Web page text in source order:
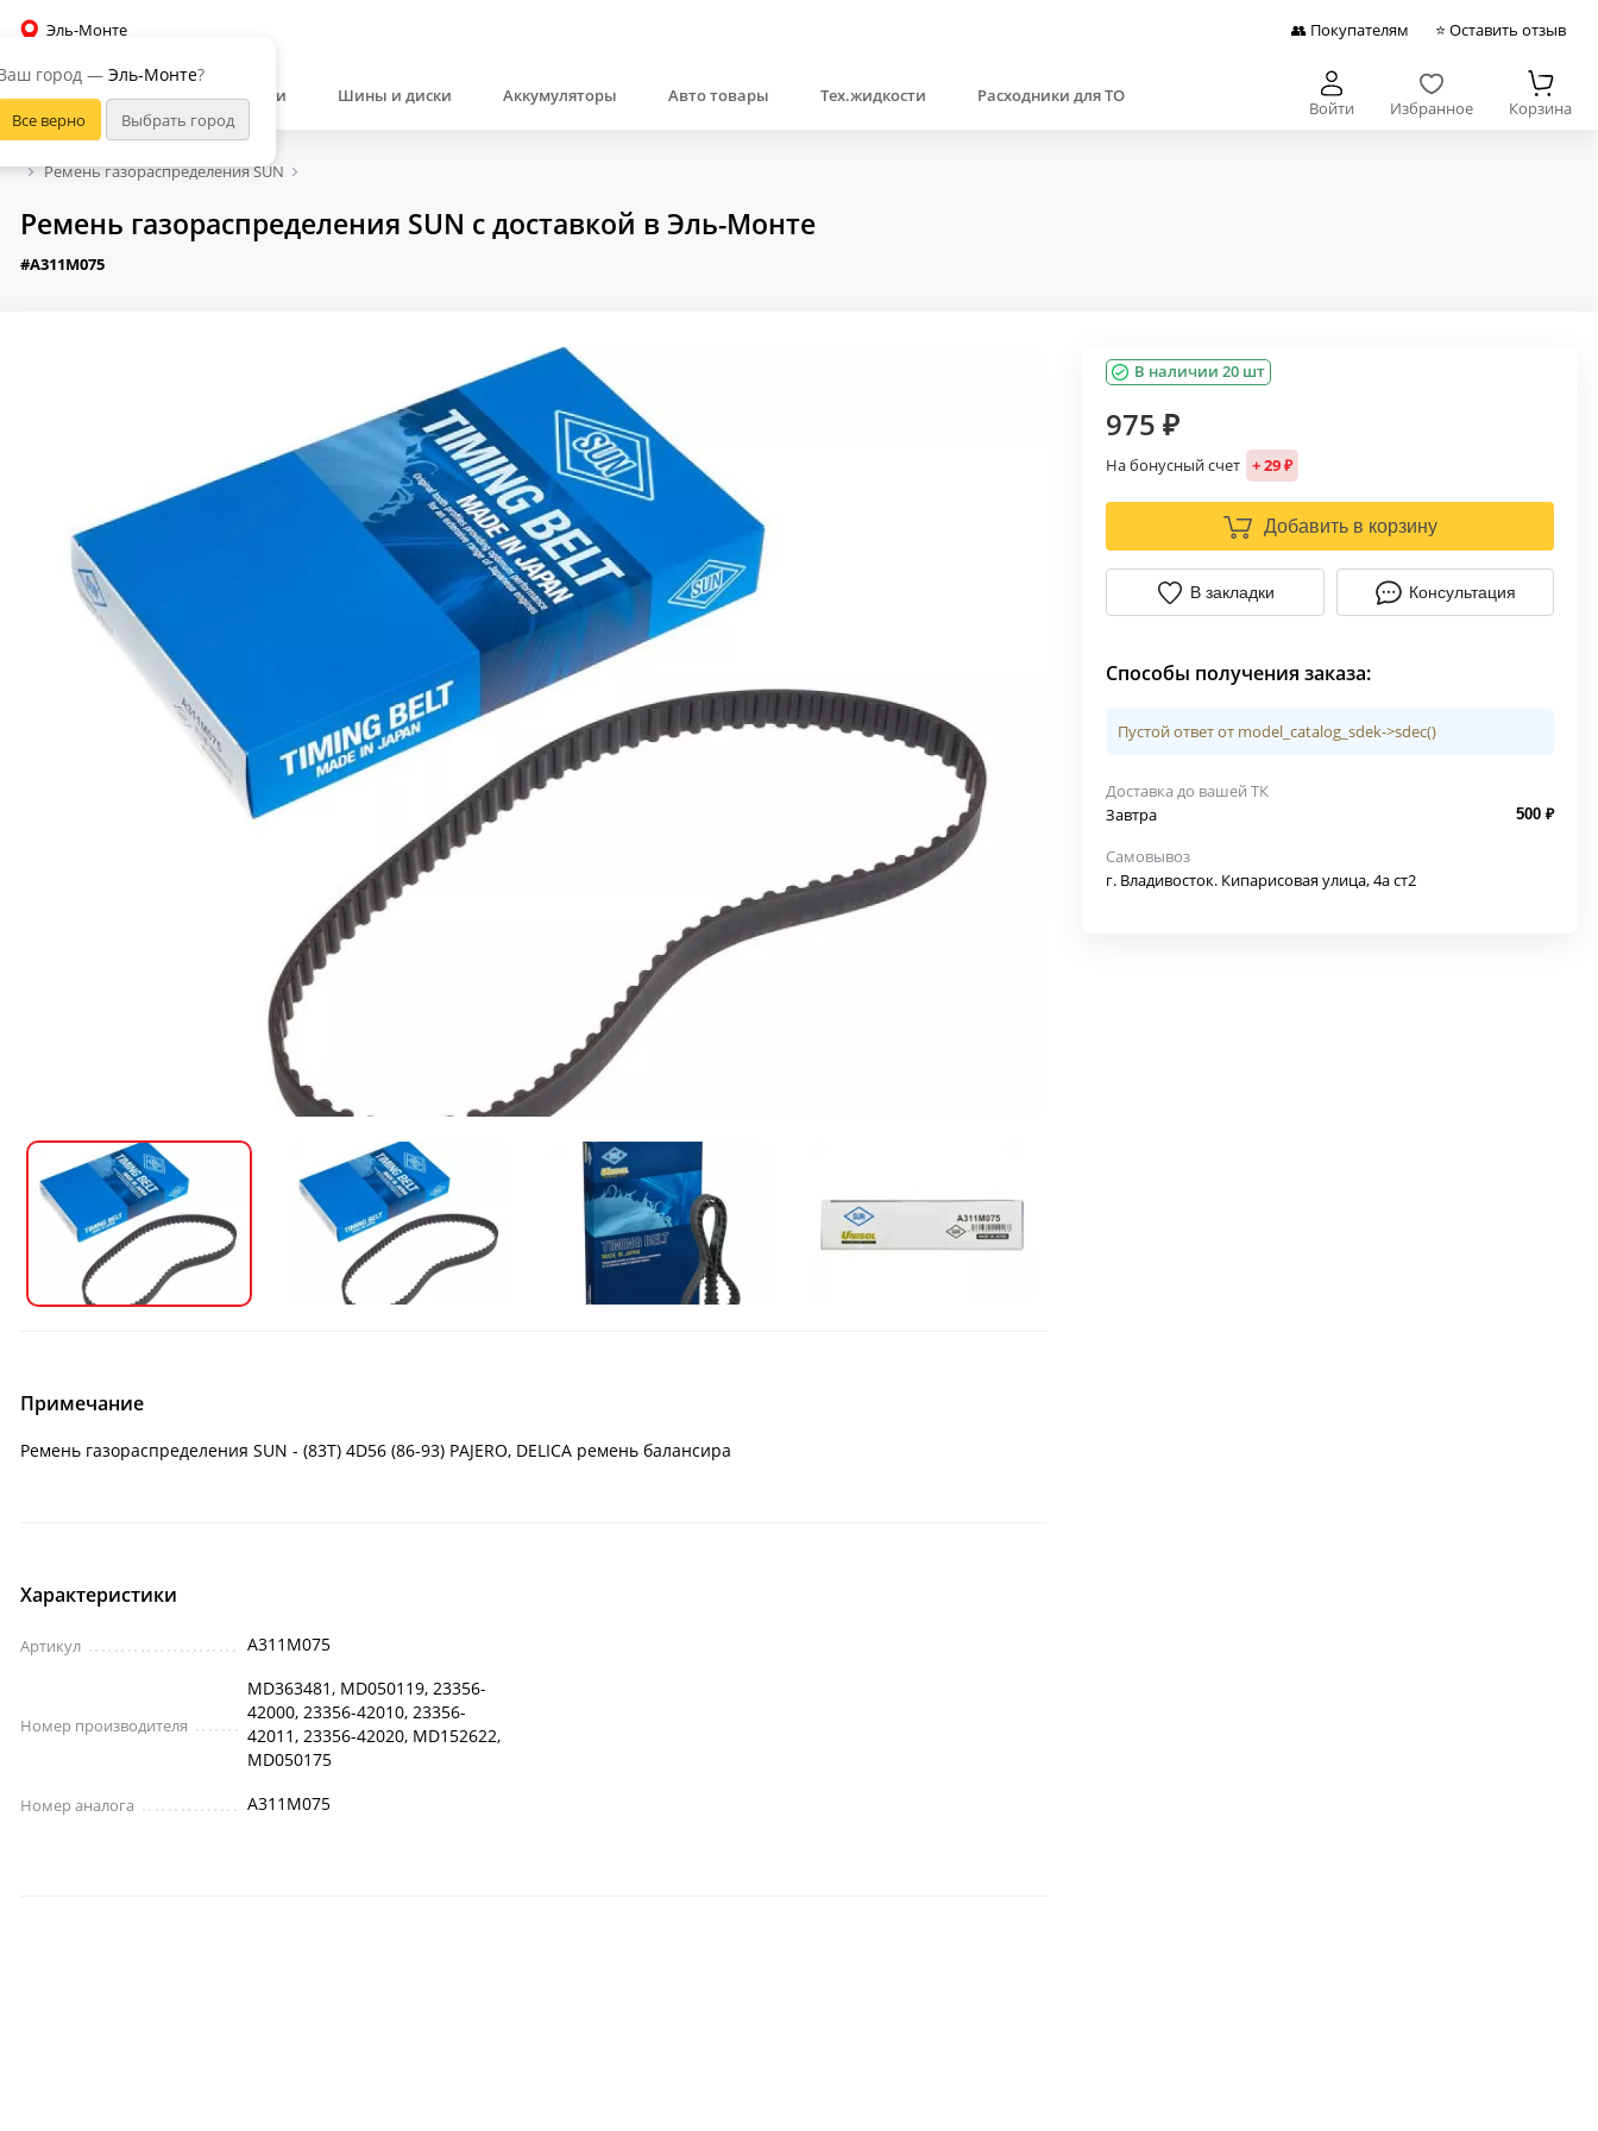
Эль-Монте
город — Эль-Монте?
👥 Покупателям ⭐ Оставить отзыв
Автозапчасти Шины и диски Аккумуляторы Авто товары Тех.жидкости Расходники для ТО
Войти Избранное Корзина
Ремень газораспределения SUN
Ремень газораспределения SUN с доставкой в Эль-Монте
#A311M075
Примечание
Ремень газораспределения SUN - (83T) 4D56 (86-93) PAJERO, DELICA ремень балансира
Характеристики
Артикул A311M075
Номер производителя
MD363481, MD050119, 23356-
42000, 23356-42010, 23356-
42011, 23356-42020, MD152622,
MD050175
Номер аналога A311M075
В наличии 20 шт
975 ₽
На бонусный счет + 29 ₽
Добавить в корзину
В закладки Консультация
Способы получения заказа:
Пустой ответ от model_catalog_sdek->sdec()
Доставка до вашей ТК
Завтра
500 ₽
Самовывоз
г. Владивосток. Кипарисовая улица, 4а ст2